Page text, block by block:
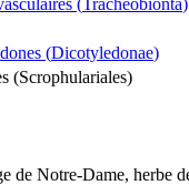
(Dicotyledonae)
(Scrophulariales)
de Notre-Dame, herbe